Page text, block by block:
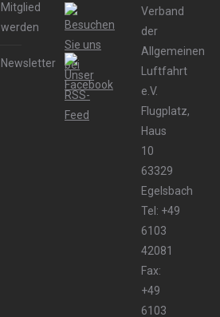
Mitglied
werden
Newsletter
Verband
der
Allgemeinen
Luftfahrt
e.V.
Flugplatz,
Haus
10
63329
Egelsbach
Tel: +49
6103
42081
Fax:
+49
6103